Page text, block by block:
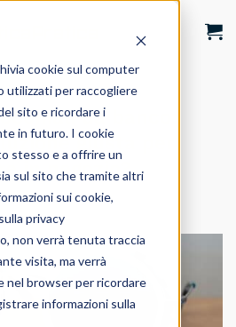
cookie sul computer
utilizzati per raccogliere
sito e ricordare i
in futuro. I cookie
stesso e a offrire un
sul sito che tramite altri
sui cookie,
privacy
non verrà tenuta traccia
visita, ma verrà
nel browser per ricordare
informazioni sulla
BLOG
da banco:
giusta per
in negozio?